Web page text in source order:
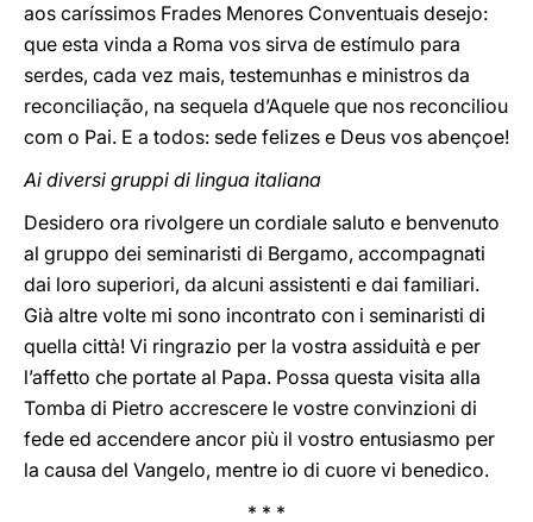
aos caríssimos Frades Menores Conventuais desejo:
que esta vinda a Roma vos sirva de estímulo para
serdes, cada vez mais, testemunhas e ministros da
reconciliação, na sequela d’Aquele que nos reconciliou
com o Pai. E a todos: sede felizes e Deus vos abençoe!
Ai diversi gruppi di lingua italiana
Desidero ora rivolgere un cordiale saluto e benvenuto
al gruppo dei seminaristi di Bergamo, accompagnati
dai loro superiori, da alcuni assistenti e dai familiari.
Già altre volte mi sono incontrato con i seminaristi di
quella città! Vi ringrazio per la vostra assiduità e per
l’affetto che portate al Papa. Possa questa visita alla
Tomba di Pietro accrescere le vostre convinzioni di
fede ed accendere ancor più il vostro entusiasmo per
la causa del Vangelo, mentre io di cuore vi benedico.
* * *